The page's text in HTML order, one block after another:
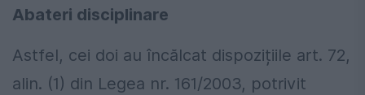
Abateri disciplinare
Astfel, cei doi au încălcat dispozițiile art. 72,
alin. (1) din Legea nr. 161/2003, potrivit